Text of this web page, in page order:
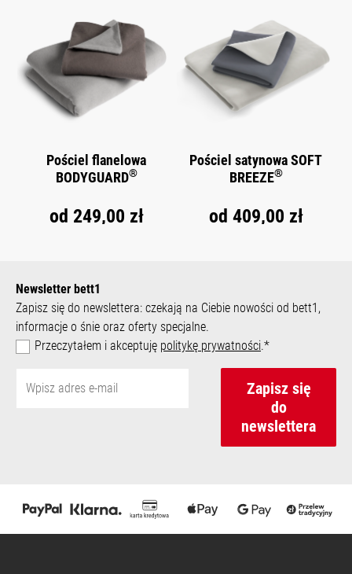
Pościel flanelowa
BODYGUARD®
od 249,00 zł
Pościel satynowa SOFT
BREEZE®
od 409,00 zł
Newsletter bett1
Zapisz się do newslettera: czekają na Ciebie nowości od bett1,
informacje o śnie oraz oferty specjalne.
Przeczytałem i akceptuję politykę prywatności.*
Zapisz się
do
newslettera